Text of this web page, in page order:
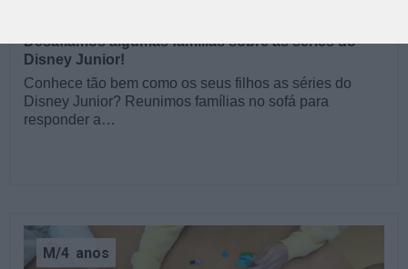
Desafiámos algumas famílias sobre as séries do
Disney Junior!
Conhece tão bem como os seus filhos as séries do
Disney Junior? Reunimos famílias no sofá para
responder a…
M/4 anos